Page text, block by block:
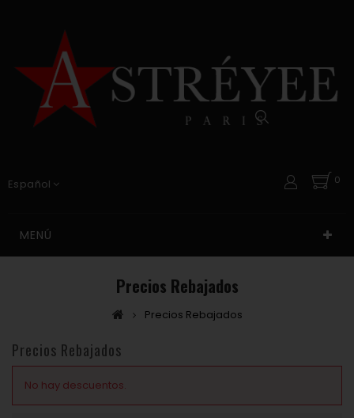
Español 0
MENÚ
Precios Rebajados
Precios Rebajados
Precios Rebajados
No hay descuentos.